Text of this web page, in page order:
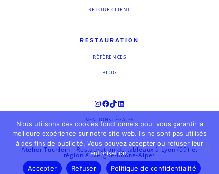
RETOUR CLIENT
RESTAURATION
RÉFÉRENCES
BLOG
Instagram
Facebook
TikTokLinkedIn
MENTIONS LÉGALES
Atelier Tüchlein - Restauration de tableaux à Lyon (69) et
région Auvergne-Rhône-Alpes
Nous utilisons des cookies fonctionnels pour vous garantir la
meilleure expérience sur notre site web. Ils ne sont pas utilisés
à des fins de publicité. Vous pouvez accepter ou refuser leur
autorisation.
Accepter
Refuser Politique de confidentialité